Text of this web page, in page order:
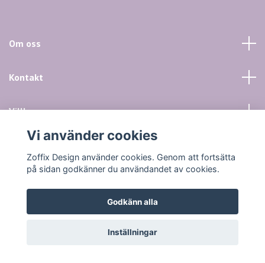
Om oss
Kontakt
Villkor mm
Sociala medier
© 2026 Zoffix Design
Vi använder cookies
Zoffix Design använder cookies. Genom att fortsätta
på sidan godkänner du användandet av cookies.
Godkänn alla
Inställningar